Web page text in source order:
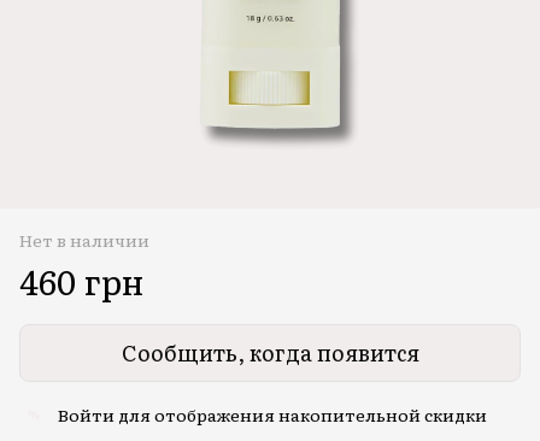
Нет в наличии
460 грн
Сообщить, когда появится
Войти для отображения накопительной скидки